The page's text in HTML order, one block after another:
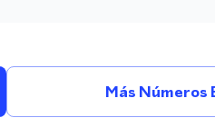
Más Números